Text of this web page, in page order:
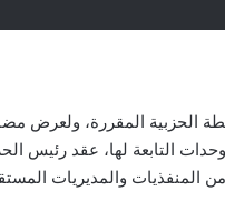
الحزبية المقررة، ولعرض
التابعة لها، عقد
المنفذيات والمديريات